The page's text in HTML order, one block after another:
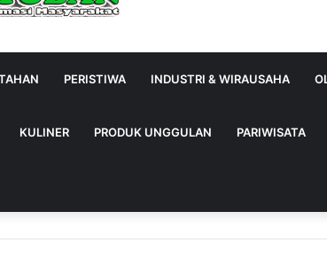
PERISTIWA INDUSTRI & WIRAUSAHA
KULINER PRODUK UNGGULAN PARIWISATA